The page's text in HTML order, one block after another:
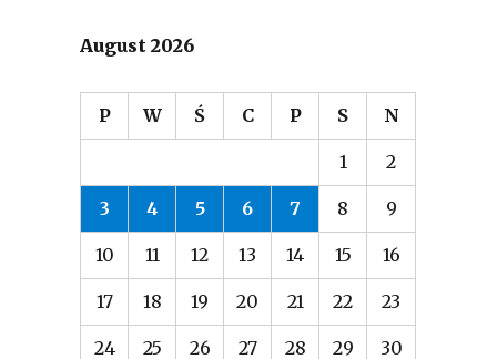
August 2026
P W Ś C P S N
1 2
3 4 5 6 7 8 9
10 11 12 13 14 15 16
17 18 19 20 21 22 23
24 25 26 27 28 29 30